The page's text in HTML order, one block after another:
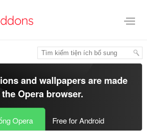
and wallpapers are made
Opera browser.
Opera Free for Android